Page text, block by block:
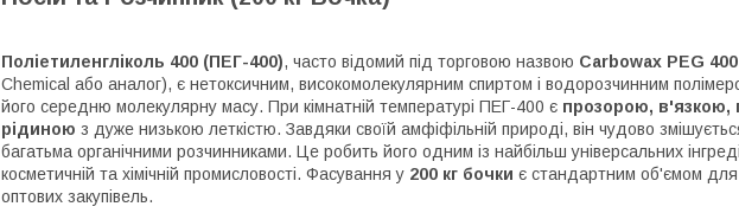
Поліетиленгліколь 400 (ПЕГ-400), часто відомий під торговою назвою Carbowax PEG 400
Chemical або аналог), є нетоксичним, високомолекулярним спиртом і водорозчинним
його середню молекулярну масу. При кімнатній температурі ПЕГ-400 є прозорою, в'язкою,
рідиною з дуже низькою леткістю. Завдяки своїй амфіфільній природі, він чудово
багатьма органічними розчинниками. Це робить його одним із найбільш універсальних
косметичній та хімічній промисловості. Фасування у 200 кг бочки є стандартним об'ємом
оптових закупівель.